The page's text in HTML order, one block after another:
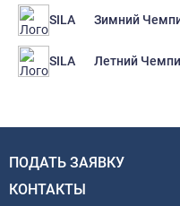
SILA Зимний
SILA Летний
ПОДАТЬ ЗАЯВКУ
КОНТАКТЫ